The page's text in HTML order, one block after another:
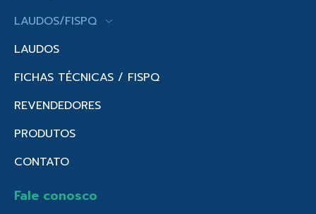
LAUDOS/FISPQ
LAUDOS
FICHAS TÉCNICAS / FISPQ
REVENDEDORES
PRODUTOS
CONTATO
Fale conosco